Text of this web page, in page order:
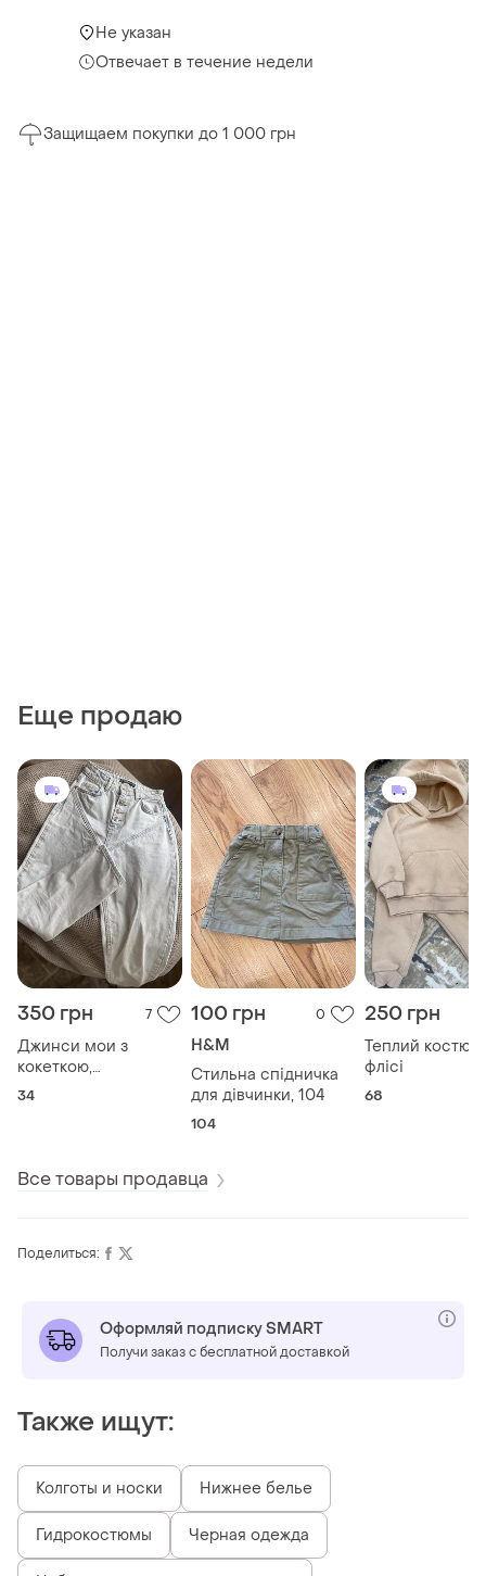
Не указан
Отвечает в течение недели
Защищаем покупки до 1 000 грн
Еще продаю
350 грн 7
Джинси мои з
кокеткою,
блакитного кольору
34
100 грн 0
H&M
Стильна спідничка
для дівчинки, 104
104
250 грн
Теплий костюм
флісі
68
Все товары продавца
Поделиться:
Оформляй подписку SMART
Получи заказ с бесплатной доставкой
Также ищут:
Колготы и носки Нижнее белье
Гидрокостюмы Черная одежда